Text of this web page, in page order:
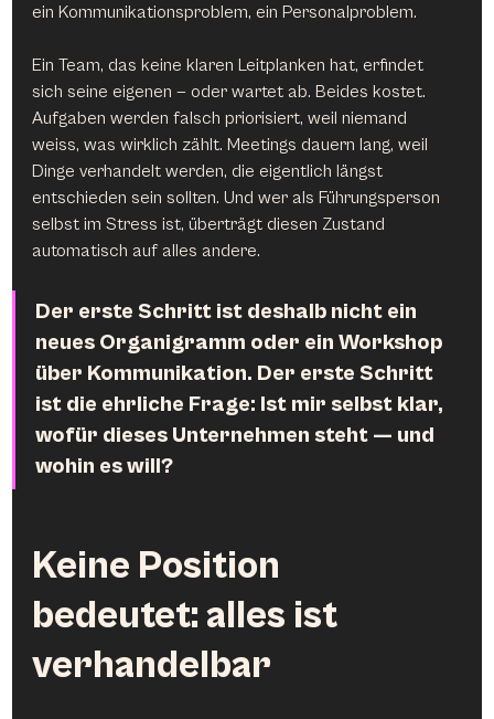
ein Kommunikationsproblem, ein Personalproblem.
Ein Team, das keine klaren Leitplanken hat, erfindet
sich seine eigenen — oder wartet ab. Beides kostet.
Aufgaben werden falsch priorisiert, weil niemand
weiss, was wirklich zählt. Meetings dauern lang, weil
Dinge verhandelt werden, die eigentlich längst
entschieden sein sollten. Und wer als Führungsperson
selbst im Stress ist, überträgt diesen Zustand
automatisch auf alles andere.
Der erste Schritt ist deshalb nicht ein
neues Organigramm oder ein Workshop
über Kommunikation. Der erste Schritt
ist die ehrliche Frage: Ist mir selbst klar,
wofür dieses Unternehmen steht — und
wohin es will?
Keine Position
bedeutet: alles ist
verhandelbar